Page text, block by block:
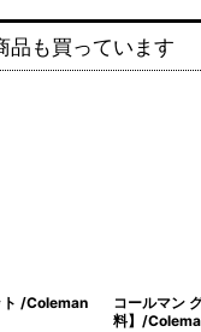
品も買っています
ト /Coleman
コールマン
料】/